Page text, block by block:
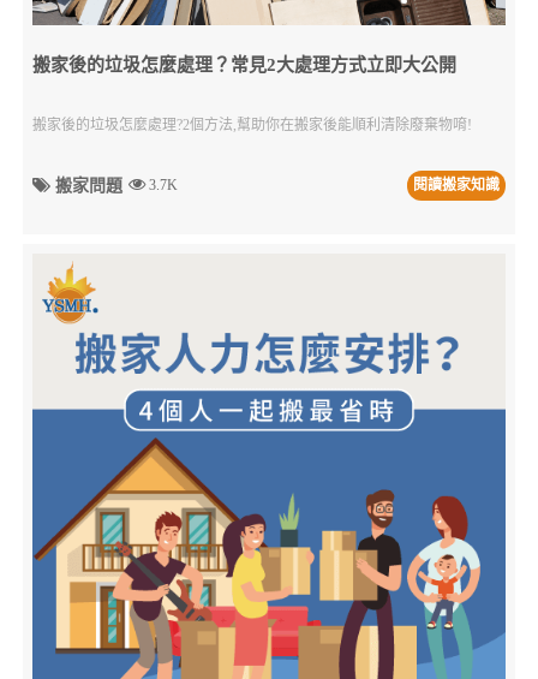
搬家後的垃圾怎麼處理？常見2大處理方式立即大公開
搬家後的垃圾怎麼處理?2個方法,幫助你在搬家後能順利清除廢棄物唷!
搬家問題 3.7K 閱讀搬家知識